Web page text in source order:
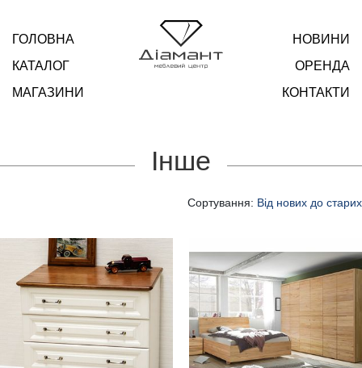
ГОЛОВНА
КАТАЛОГ
МАГАЗИНИ
НОВИНИ
ОРЕНДА
КОНТАКТИ
Інше
Сортування: Від нових до старих